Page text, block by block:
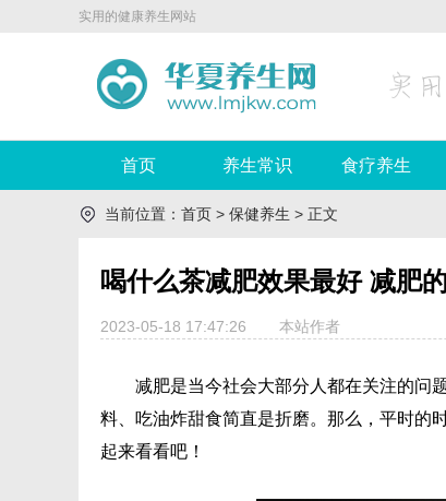
实用的健康养生网站
首页 养生常识 食疗养生
当前位置： 首页 > 保健养生 > 正文
喝什么茶减肥效果最好 减肥
2023-05-18 17:47:26 本站作者
减肥是当今社会大部分人都在关注的问
料、吃油炸甜食简直是折磨。那么，平时的
起来看看吧！